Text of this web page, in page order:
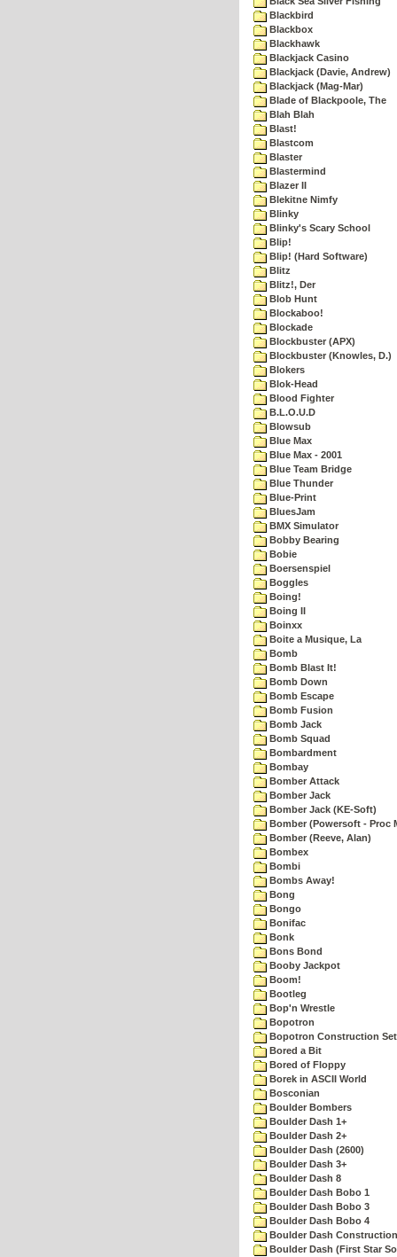
Blackbird
Blackbox
Blackhawk
Blackjack Casino
Blackjack (Davie, Andrew)
Blackjack (Mag-Mar)
Blade of Blackpoole, The
Blah Blah
Blast!
Blastcom
Blaster
Blastermind
Blazer II
Blekitne Nimfy
Blinky
Blinky's Scary School
Blip!
Blip! (Hard Software)
Blitz
Blitz!, Der
Blob Hunt
Blockaboo!
Blockade
Blockbuster (APX)
Blockbuster (Knowles, D.)
Blokers
Blok-Head
Blood Fighter
B.L.O.U.D
Blowsub
Blue Max
Blue Max - 2001
Blue Team Bridge
Blue Thunder
Blue-Print
BluesJam
BMX Simulator
Bobby Bearing
Bobie
Boersenspiel
Boggles
Boing!
Boing II
Boinxx
Boite a Musique, La
Bomb
Bomb Blast It!
Bomb Down
Bomb Escape
Bomb Fusion
Bomb Jack
Bomb Squad
Bombardment
Bombay
Bomber Attack
Bomber Jack
Bomber Jack (KE-Soft)
Bomber (Powersoft - Proc
Bomber (Reeve, Alan)
Bombex
Bombi
Bombs Away!
Bong
Bongo
Bonifac
Bonk
Bons Bond
Booby Jackpot
Boom!
Bootleg
Bop'n Wrestle
Bopotron
Bopotron Construction Set
Bored a Bit
Bored of Floppy
Borek in ASCII World
Bosconian
Boulder Bombers
Boulder Dash 1+
Boulder Dash 2+
Boulder Dash (2600)
Boulder Dash 3+
Boulder Dash 8
Boulder Dash Bobo 1
Boulder Dash Bobo 3
Boulder Dash Bobo 4
Boulder Dash
Boulder Dash (First Star